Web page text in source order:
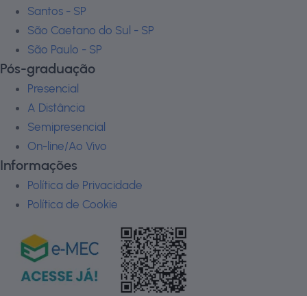
Santos - SP
São Caetano do Sul - SP
São Paulo - SP
Pós-graduação
Presencial
A Distância
Semipresencial
On-line/Ao Vivo
Informações
Política de Privacidade
Política de Cookie